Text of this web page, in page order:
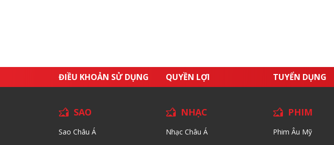
ĐIỀU KHOẢN SỬ DỤNG QUYỀN LỢI TUYỂN DỤNG
SAO
Sao Châu Á
NHẠC
Nhạc Châu Á
PHIM
Phim Âu Mỹ